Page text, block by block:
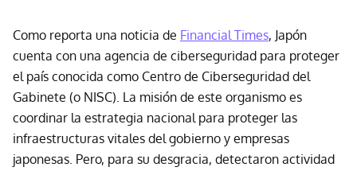
Como reporta una noticia de Financial Times, Japón
cuenta con una agencia de ciberseguridad para proteger
el país conocida como Centro de Ciberseguridad del
Gabinete (o NISC). La misión de este organismo es
coordinar la estrategia nacional para proteger las
infraestructuras vitales del gobierno y empresas
japonesas. Pero, para su desgracia, detectaron actividad